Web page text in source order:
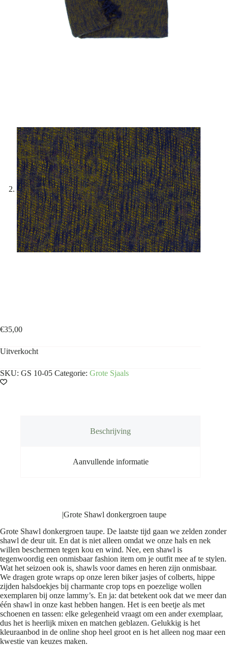
€35,00
Uitverkocht
SKU: GS 10-05 Categorie: Grote Sjaals
Beschrijving
Aanvullende informatie
|Grote Shawl donkergroen taupe
Grote Shawl donkergroen taupe. De laatste tijd gaan we zelden zonder
shawl de deur uit. En dat is niet alleen omdat we onze hals en nek
willen beschermen tegen kou en wind. Nee, een shawl is
tegenwoordig een onmisbaar fashion item om je outfit mee af te stylen.
Wat het seizoen ook is, shawls voor dames en heren zijn onmisbaar.
We dragen grote wraps op onze leren biker jasjes of colberts, hippe
zijden halsdoekjes bij charmante crop tops en poezelige wollen
exemplaren bij onze lammy’s. En ja: dat betekent ook dat we meer dan
één shawl in onze kast hebben hangen. Het is een beetje als met
schoenen en tassen: elke gelegenheid vraagt om een ander exemplaar,
dus het is heerlijk mixen en matchen geblazen. Gelukkig is het
kleuraanbod in de online shop heel groot en is het alleen nog maar een
kwestie van keuzes maken.